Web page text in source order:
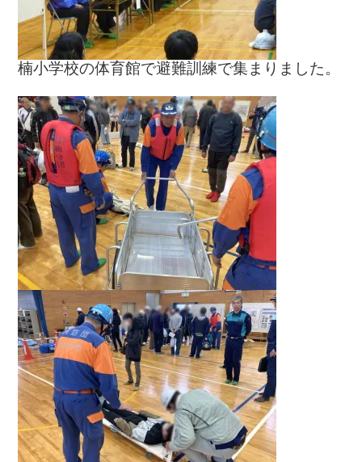
楠小学校の体育館で避難訓練で集まりました。